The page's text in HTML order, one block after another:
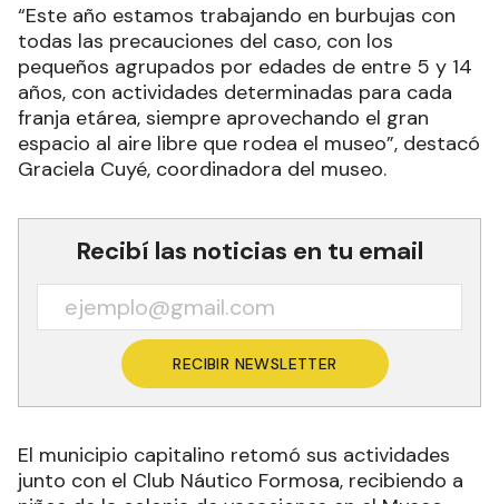
“Este año estamos trabajando en burbujas con
todas las precauciones del caso, con los
pequeños agrupados por edades de entre 5 y 14
años, con actividades determinadas para cada
franja etárea, siempre aprovechando el gran
espacio al aire libre que rodea el museo”, destacó
Graciela Cuyé, coordinadora del museo.
Recibí las noticias en tu email
RECIBIR NEWSLETTER
El municipio capitalino retomó sus actividades
junto con el Club Náutico Formosa, recibiendo a